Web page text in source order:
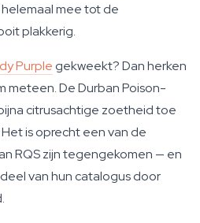
mee tot de
plakkerig.
Purple gekweekt? Dan herken
De Durban Poison-
citrusachtige zoetheid toe
is oprecht een van de
RQS zijn tegengekomen — en
van hun catalogus door